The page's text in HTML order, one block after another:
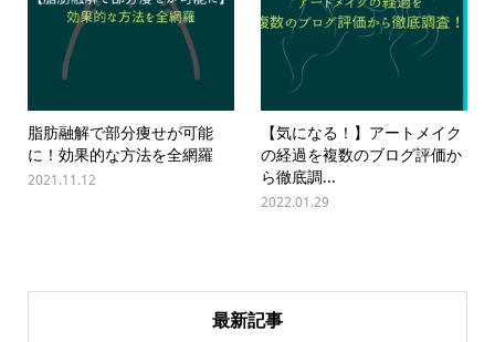
脂肪融解で部分痩せが可能
に！効果的な方法を全網羅
2021.11.12
【気になる！】アートメイク
の経過を複数のブログ評価か
ら徹底調...
2022.01.29
最新記事